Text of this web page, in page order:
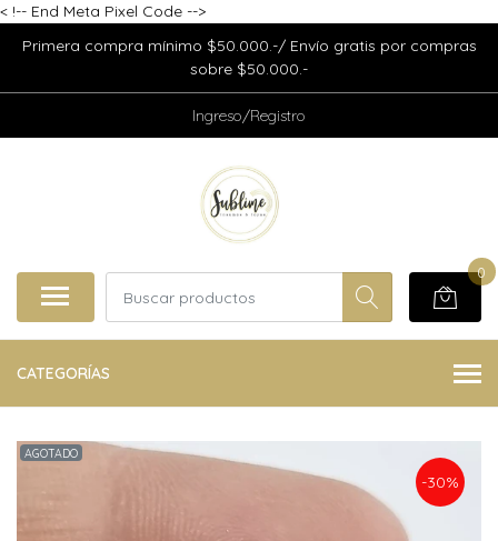
< !-- End Meta Pixel Code -->
Primera compra mínimo $50.000.-/ Envío gratis por compras
sobre $50.000.-
Ingreso/Registro
0
CATEGORÍAS
AGOTADO
-30%